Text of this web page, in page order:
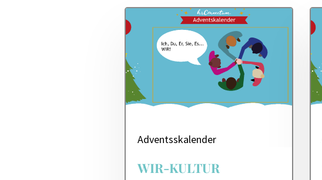
Adventsskalender
WIR-KULTUR